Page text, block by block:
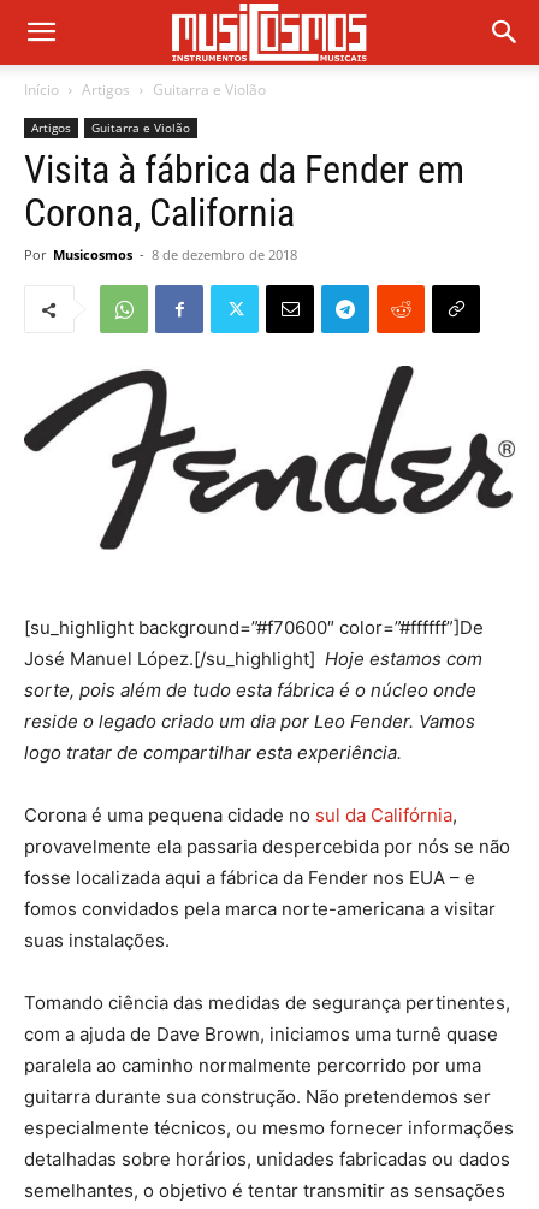
Início Artigos Guitarra e Violão
Artigos Guitarra e Violão
Visita à fábrica da Fender em
Corona, California
Por Musicosmos - 8 de dezembro de 2018
[su_highlight background=”#f70600″ color=”#ffffff”]De
José Manuel López.[/su_highlight] Hoje estamos com
sorte, pois além de tudo esta fábrica é o núcleo onde
reside o legado criado um dia por Leo Fender. Vamos
logo tratar de compartilhar esta experiência.
Corona é uma pequena cidade no sul da Califórnia,
provavelmente ela passaria despercebida por nós se não
fosse localizada aqui a fábrica da Fender nos EUA – e
fomos convidados pela marca norte-americana a visitar
suas instalações.
Tomando ciência das medidas de segurança pertinentes,
com a ajuda de Dave Brown, iniciamos uma turnê quase
paralela ao caminho normalmente percorrido por uma
guitarra durante sua construção. Não pretendemos ser
especialmente técnicos, ou mesmo fornecer informações
detalhadas sobre horários, unidades fabricadas ou dados
semelhantes, o objetivo é tentar transmitir as sensações